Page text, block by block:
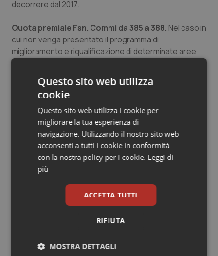
decorrere dal 2017.
Quota premiale Fsn. Commi da 385 a 388. Nel caso in
cui non venga presentato il programma di
miglioramento e riqualificazione di determinate aree
del servizio sanitario regionale, ovvero si riscontri una
la regione interessata subirà la perdita per il medesimo
anno 2017 – in luogo della perdita permanente – del
diritto di accesso alla quota premiale prevista.
Stretta sui deficit delle aziende ospedaliere.
Comma 390.Viene fissato al 7 per cento dei ricavi o a
7 milioni di euro – invece che al 5 per cento e a 5 milioni
di euro – il valore del disavanzo tra i costi e i ricavi quale
di rientro per le aziende ospedaliere o ospedaliero-
universitarie, gli IRCSS pubblici e gli altri enti pubblici
Per la sanità la determinazione del Fondo sanitario
Questo sito web utilizza
cookie
Questo sito web utilizza i cookie per
migliorare la tua esperienza di
navigazione. Utilizzando il nostro sito web
acconsenti a tutti i cookie in conformità
con la nostra policy per i cookie. Leggi di
più
ACCETTA TUTTI
RIFIUTA
MOSTRA DETTAGLI